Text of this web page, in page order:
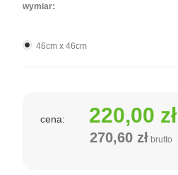
wymiar:
46cm x 46cm
cena: 220,00 zł
270,60 zł brutto